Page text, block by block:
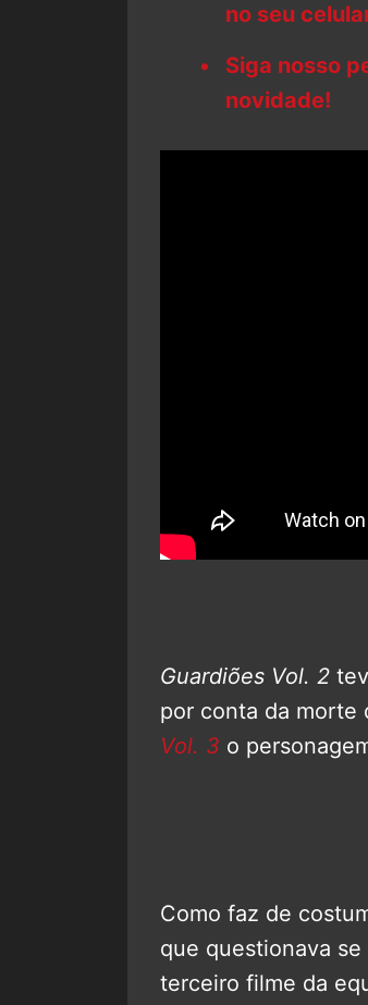
no seu
Siga nosso
novidade!
Guardiões Vol. 2
por conta da morte
Vol. 3 o
Como faz de
que questionava
terceiro filme da